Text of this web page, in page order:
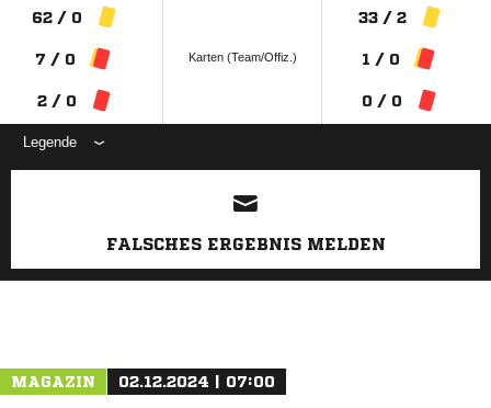
62 / 0
7 / 0
2 / 0
Karten (Team/Offiz.)
33 / 2
1 / 0
0 / 0
Legende
ANZEIGE
FALSCHES ERGEBNIS MELDEN
MAGAZIN 02.12.2024 | 07:00